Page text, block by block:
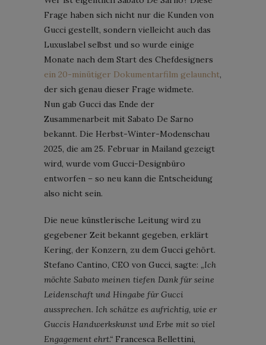
Frage haben sich nicht nur die Kunden von
Gucci gestellt, sondern vielleicht auch das
Luxuslabel selbst und so wurde einige
Monate nach dem Start des Chefdesigners
ein 20-minütiger Dokumentarfilm gelauncht,
der sich genau dieser Frage widmete.
Nun gab Gucci das Ende der
Zusammenarbeit mit Sabato De Sarno
bekannt. Die Herbst-Winter-Modenschau
2025, die am 25. Februar in Mailand gezeigt
wird, wurde vom Gucci-Designbüro
entworfen – so neu kann die Entscheidung
also nicht sein.
Die neue künstlerische Leitung wird zu
gegebener Zeit bekannt gegeben, erklärt
Kering, der Konzern, zu dem Gucci gehört.
Stefano Cantino, CEO von Gucci, sagte: „Ich
möchte Sabato meinen tiefen Dank für seine
Leidenschaft und Hingabe für Gucci
aussprechen. Ich schätze es aufrichtig, wie er
Guccis Handwerkskunst und Erbe mit so viel
Engagement ehrt.“ Francesca Bellettini,